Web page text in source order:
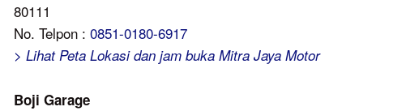
80111
No. Telpon : 0851-0180-6917
> Lihat Peta Lokasi dan jam buka Mitra Jaya Motor
Boji Garage